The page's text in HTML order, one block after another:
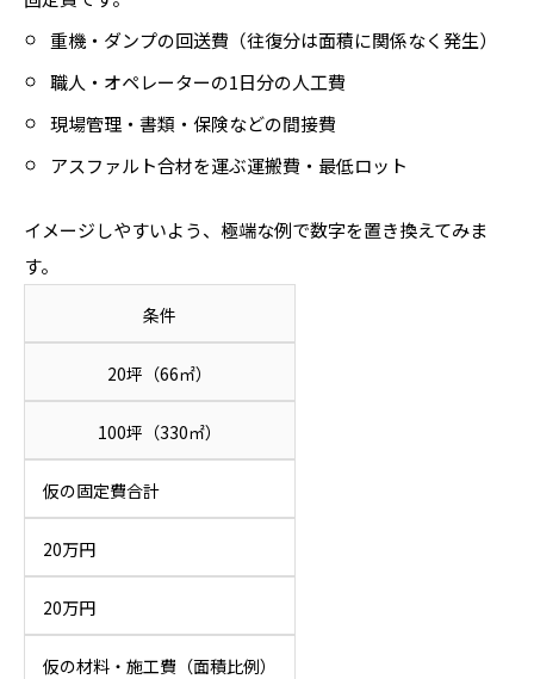
重機・ダンプの回送費（往復分は面積に関係なく発生）
職人・オペレーターの1日分の人工費
現場管理・書類・保険などの間接費
アスファルト合材を運ぶ運搬費・最低ロット
イメージしやすいよう、極端な例で数字を置き換えてみま
す。
条件
20坪（66㎡）
100坪（330㎡）
仮の固定費合計
20万円
20万円
仮の材料・施工費（面積比例）